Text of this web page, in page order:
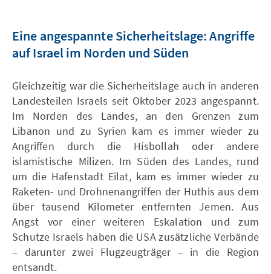
Eine angespannte Sicherheitslage: Angriffe
auf Israel im Norden und Süden
Gleichzeitig war die Sicherheitslage auch in anderen
Landesteilen Israels seit Oktober 2023 angespannt.
Im Norden des Landes, an den Grenzen zum
Libanon und zu Syrien kam es immer wieder zu
Angriffen durch die Hisbollah oder andere
islamistische Milizen. Im Süden des Landes, rund
um die Hafenstadt Eilat, kam es immer wieder zu
Raketen- und Drohnenangriffen der Huthis aus dem
über tausend Kilometer entfernten Jemen. Aus
Angst vor einer weiteren Eskalation und zum
Schutze Israels haben die USA zusätzliche Verbände
– darunter zwei Flugzeugträger – in die Region
entsandt.